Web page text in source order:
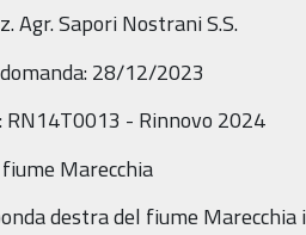
Agr. Sapori Nostrani S.S.
28/12/2023
RN14T0013 - Rinnovo 2024
fiume Marecchia
destra del fiume Marecchia